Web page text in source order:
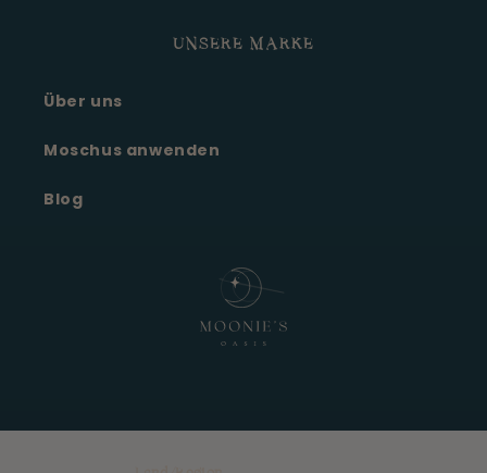
UNSERE MARKE
Über uns
Moschus anwenden
Blog